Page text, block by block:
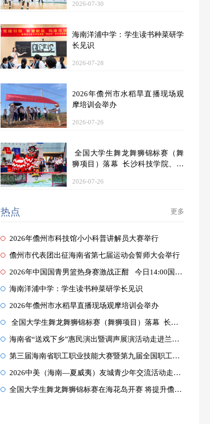
2026-07-30
海南洋浦中学：学生读书种菜研学
长见识
2026-07-28
2026年儋州市水稻旱直播现场观
摩培训会举办
2026-07-26
全国大学生舞龙舞狮锦标赛（舞
狮项目）落幕 长沙科技学院、长
范大学分获甲乙丙组第一名
2026-07-26
热点 更多
2026年儋州市科技馆小小科普讲解员大赛举行
儋州市代表团出征海南省第七届运动会誓师大会举行
2026年中国国青男篮热身赛激战正酣 今日14:00国青男篮将对阵加拿大大卫·...
海南洋浦中学：学生读书种菜研学长见识
2026年儋州市水稻旱直播现场观摩培训会举办
全国大学生舞龙舞狮锦标赛（舞狮项目）落幕 长沙科技学院、长沙商贸旅游职业技术学...
海南省“送戏下乡”惠民演出暨调声展演活动走进兰洋镇番加社区
第三届海南省职工职业技能大赛暨第九届全国职工职业技能大赛海南省选拔赛在儋举行
2026中美（海南—夏威夷）友城青少年交流活动走进儋州
全国大学生舞龙舞狮锦标赛在海花岛开赛 将提升儋州乃至海南体育文旅品牌影响力，为区...